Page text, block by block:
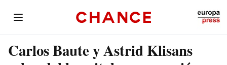
Carlos Baute y Astrid Klisans